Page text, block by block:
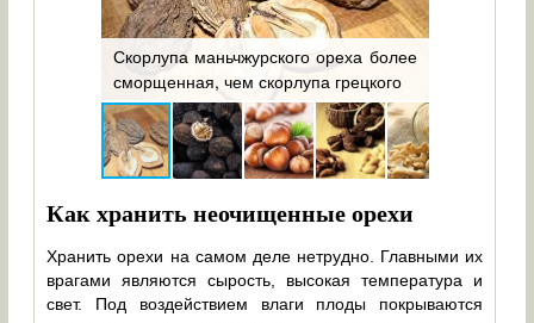
Скорлупа маньчжурского ореха более
сморщенная, чем скорлупа грецкого
Как хранить неочищенные орехи
Хранить орехи на самом деле нетрудно. Главными их
врагами являются сырость, высокая температура и
свет. Под воздействием влаги плоды покрываются